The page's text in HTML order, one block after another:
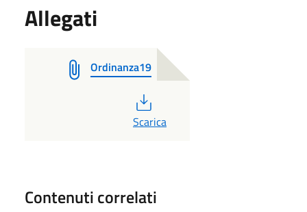
Allegati
Ordinanza19
PDF
Scarica
Contenuti correlati